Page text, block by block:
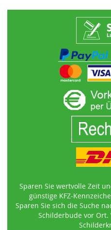
Sparen Sie wertvolle Zeit
günstige KFZ-
Sparen Sie sich die Suche
Schilderbude vor Ort.